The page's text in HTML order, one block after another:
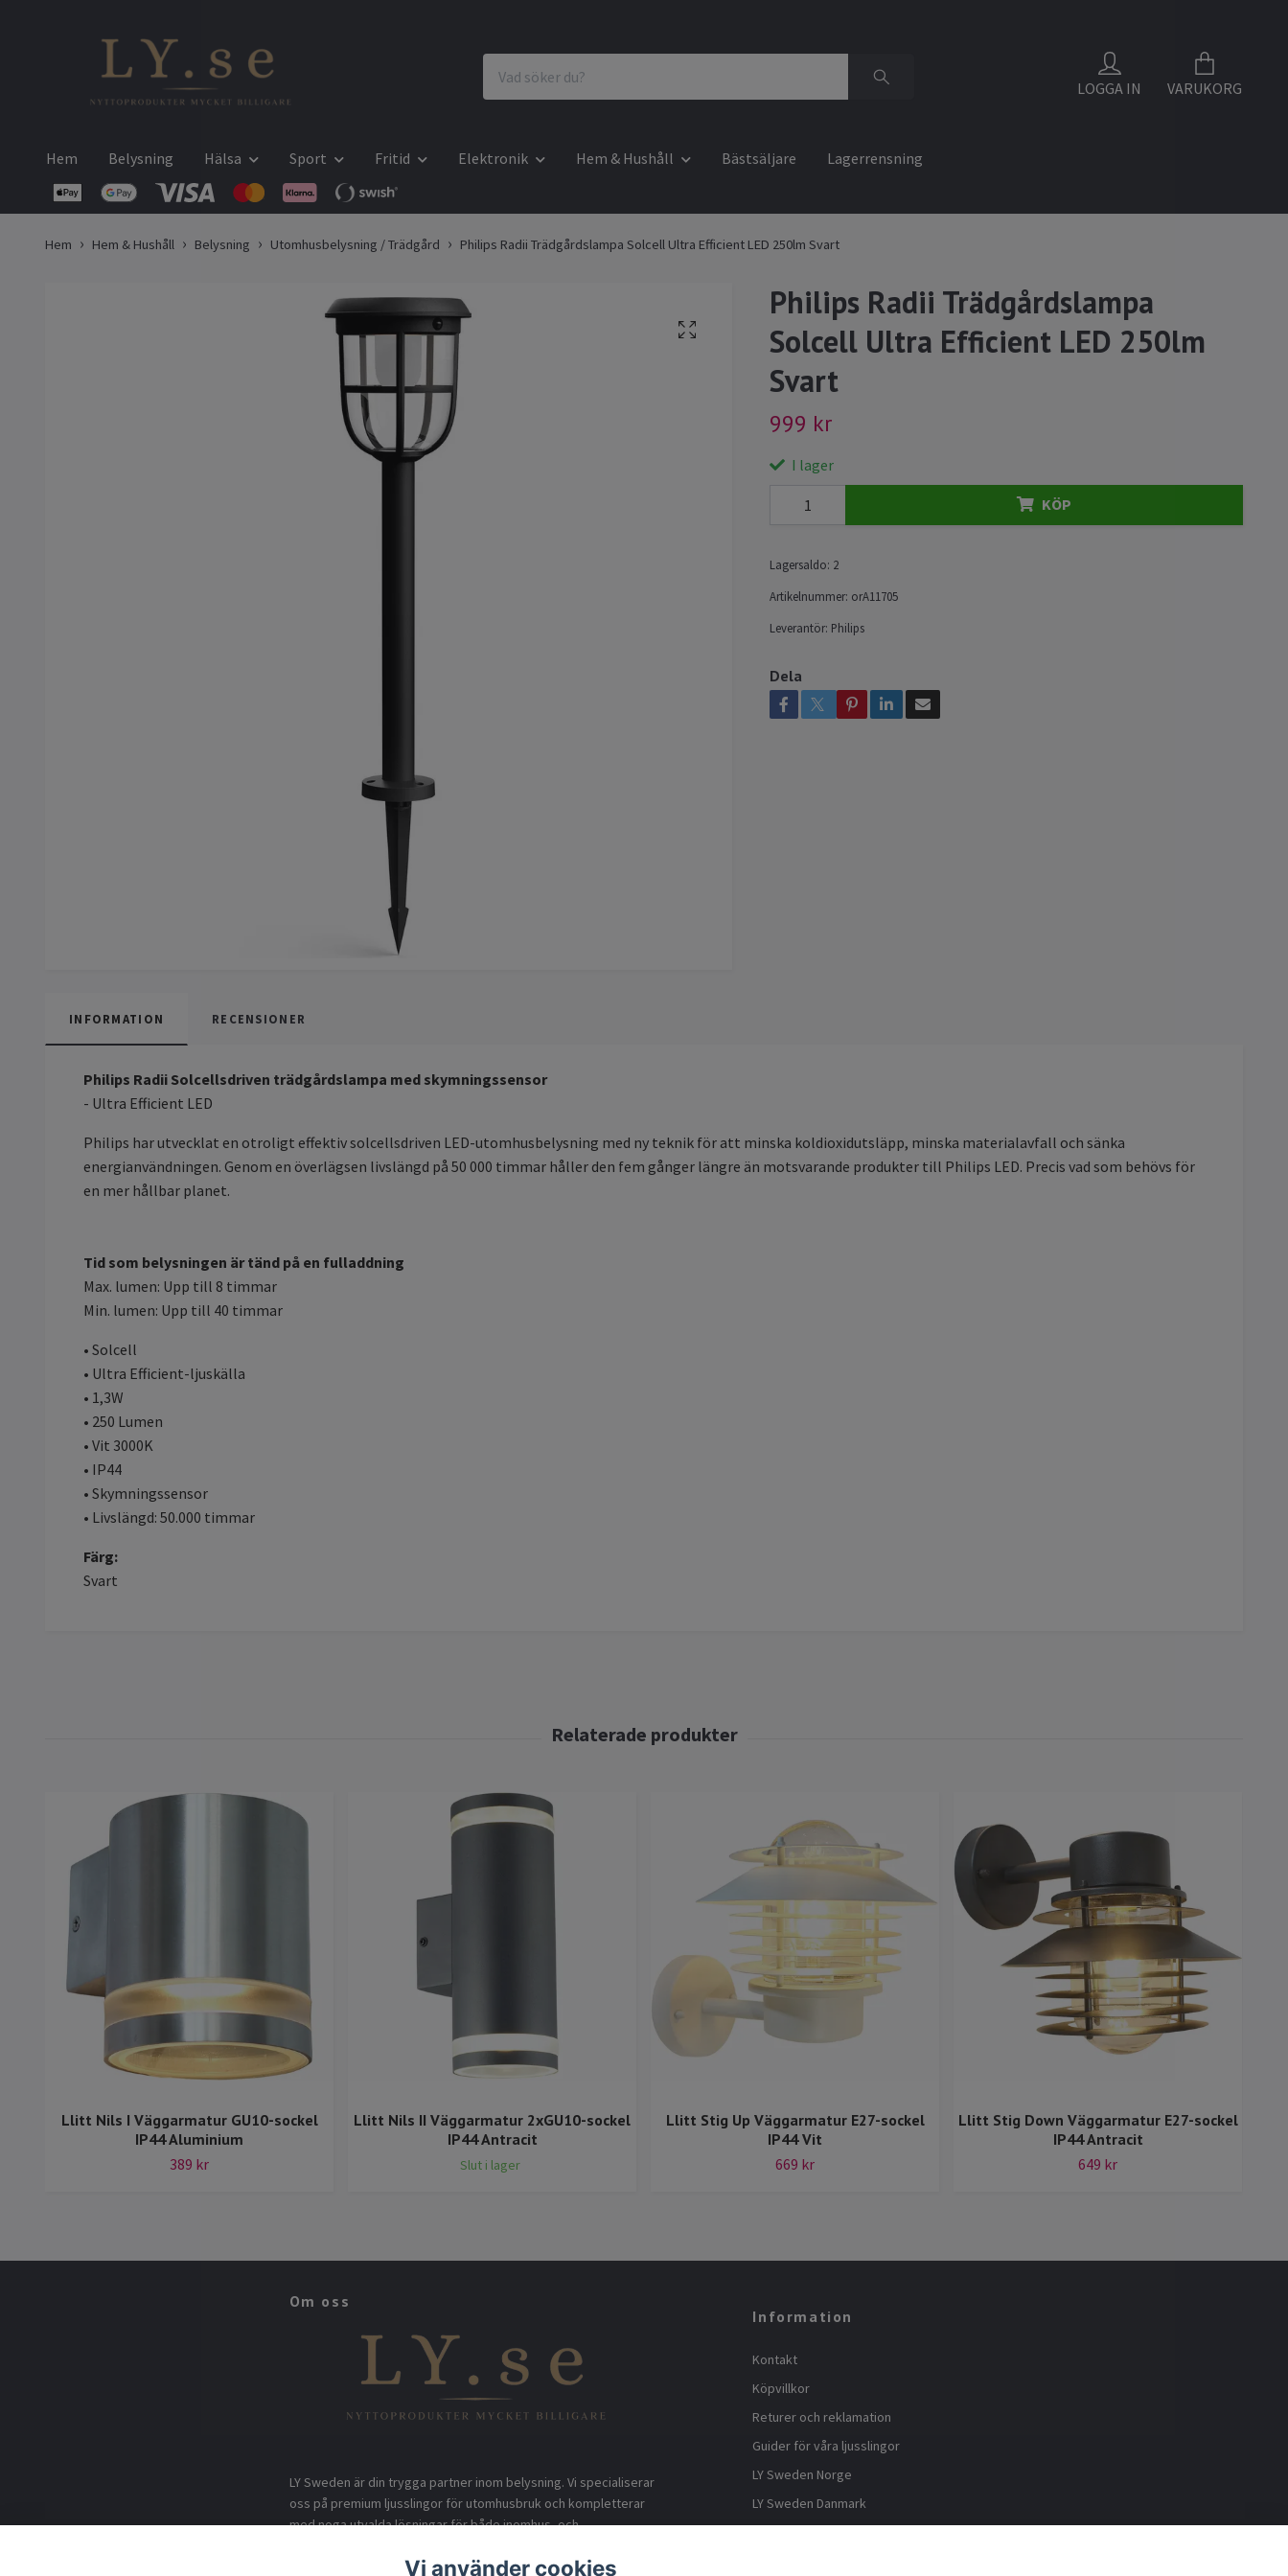
LOGGA IN VARUKORG
Hem Belysning Hälsa Sport Fritid Elektronik Hem & Hushåll Bästsäljare Lagerrensning
Hem Hem & Hushåll Belysning Utomhusbelysning / Trädgård Philips Radii Trädgårdslampa Solcell Ultra Efficient LED 250lm Svart
Philips Radii Trädgårdslampa
Solcell Ultra Efficient LED 250lm
Svart
999 kr
I lager
KÖP
Lagersaldo: 2
Artikelnummer: orA11705
Leverantör: Philips
Dela
INFORMATION RECENSIONER
Philips Radii Solcellsdriven trädgårdslampa med skymningssensor
- Ultra Efficient LED
Philips har utvecklat en otroligt effektiv solcellsdriven LED-utomhusbelysning med ny teknik för att minska koldioxidutsläpp, minska materialavfall och sänka
energianvändningen. Genom en överlägsen livslängd på 50 000 timmar håller den fem gånger längre än motsvarande produkter till Philips LED. Precis vad som behövs för
en mer hållbar planet.
Tid som belysningen är tänd på en fulladdning
Max. lumen: Upp till 8 timmar
Min. lumen: Upp till 40 timmar
• Solcell
• Ultra Efficient-ljuskälla
• 1,3W
• 250 Lumen
• Vit 3000K
• IP44
• Skymningssensor
• Livslängd: 50.000 timmar
Färg:
Svart
Llitt Nils I Väggarmatur GU10-sockel
IP44 Aluminium
389 kr
Llitt Nils II Väggarmatur 2xGU10-sockel
IP44 Antracit
Slut i lager
Llitt Stig Up Väggarmatur E27-sockel
IP44 Vit
669 kr
Llitt Stig Down Väggarmatur E27-sockel
IP44 Antracit
649 kr
Om oss
LY Sweden är din trygga partner inom belysning. Vi specialiserar
oss på premium ljusslingor för utomhusbruk och kompletterar
med noga utvalda lösningar för både inomhus- och
högsta kvalitet, rimliga priser och snabba leveranser.. Vi har
Information
Kontakt
Köpvillkor
Returer och reklamation
Guider för våra ljusslingor
LY Sweden Norge
LY Sweden Danmark
Vi använder cookies